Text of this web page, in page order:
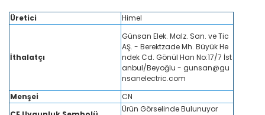
Üretici Himel
İthalatçı
Günsan Elek. Malz. San. ve Tic
AŞ. - Berektzade Mh. Büyük He
ndek Cd. Gönül Han No:17/7 İst
anbul/Beyoğlu - gunsan@gu
nsanelectric.com
Menşei
CN
Ürün Görselinde Bulunuyor